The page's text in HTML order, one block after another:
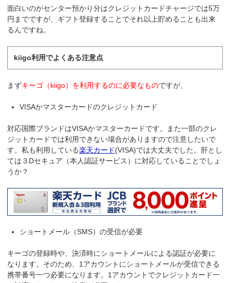
面白いのがセンター預かり分はクレジットカードチャージでは5万
円までですが、ギフト登録することでそれ以上貯めることも出来
るんですね。
kiigo利用でよくある注意点
まずキーゴ（kiigo）を利用するのに必要なものですが、
VISAかマスターカードのクレジットカード
対応国際ブランドはVISAかマスターカードです。また一部のクレ
ジットカードでは利用できない場合がありますので注意したいで
す。私も利用している楽天カード(VISA)では大丈夫でした。肝とし
ては３Dセキュア（本人認証サービス）に対応していることでしょ
うか？
ショートメール（SMS）の受信が必要
キーゴの登録時や、決済時にショートメールによる認証が必要に
なります。そのため、1アカウントにショートメールが受信できる
携帯番号一つ必要になります。1アカウントでクレジットカード一